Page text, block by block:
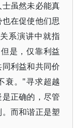
虽然未必能真
在促使他们思
系演讲中就指
是，仅靠利益
利益和共同价
衰。"寻求超越
正确的，尽管
而和谐正是塑